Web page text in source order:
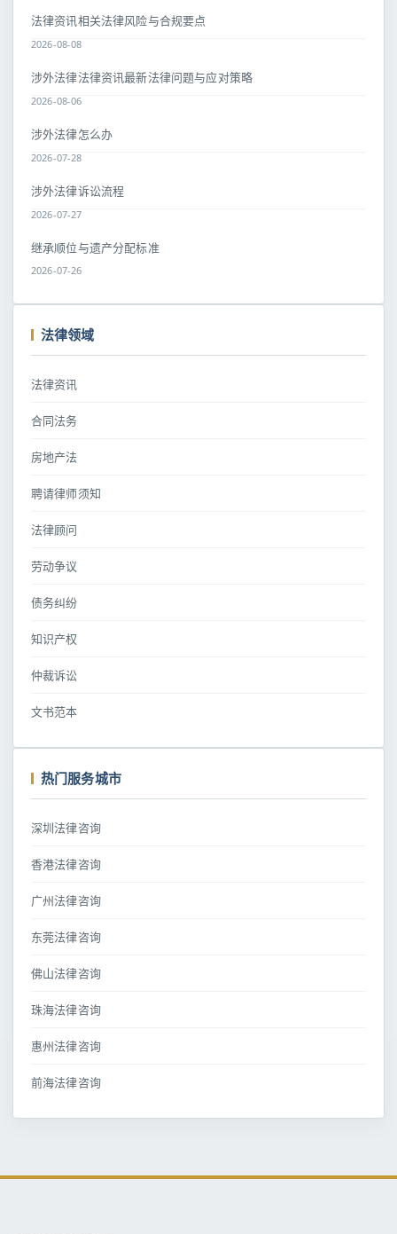
法律资讯相关法律风险与合规要点
2026-08-08
涉外法律法律资讯最新法律问题与应对策略
2026-08-06
涉外法律怎么办
2026-07-28
涉外法律诉讼流程
2026-07-27
继承顺位与遗产分配标准
2026-07-26
法律领域
法律资讯
合同法务
房地产法
聘请律师须知
法律顾问
劳动争议
债务纠纷
知识产权
仲裁诉讼
文书范本
热门服务城市
深圳法律咨询
香港法律咨询
广州法律咨询
东莞法律咨询
佛山法律咨询
珠海法律咨询
惠州法律咨询
前海法律咨询